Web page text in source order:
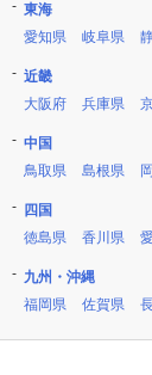
東海
愛知県
岐阜県
近畿
大阪府
兵庫県
中国
鳥取県
島根県
四国
徳島県
香川県
九州・沖縄
福岡県
佐賀県